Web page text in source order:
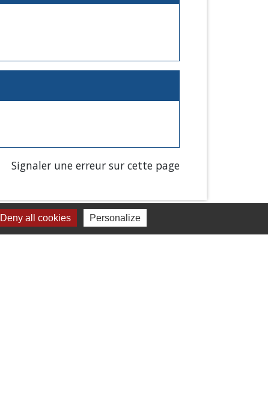
Signaler une erreur sur cette page
Deny all cookies Personalize